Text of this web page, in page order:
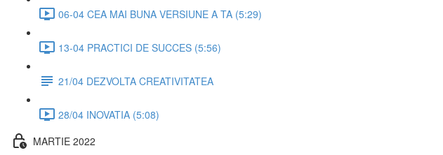
06-04 CEA MAI BUNA VERSIUNE A TA (5:29)
13-04 PRACTICI DE SUCCES (5:56)
21/04 DEZVOLTA CREATIVITATEA
28/04 INOVATIA (5:08)
MARTIE 2022